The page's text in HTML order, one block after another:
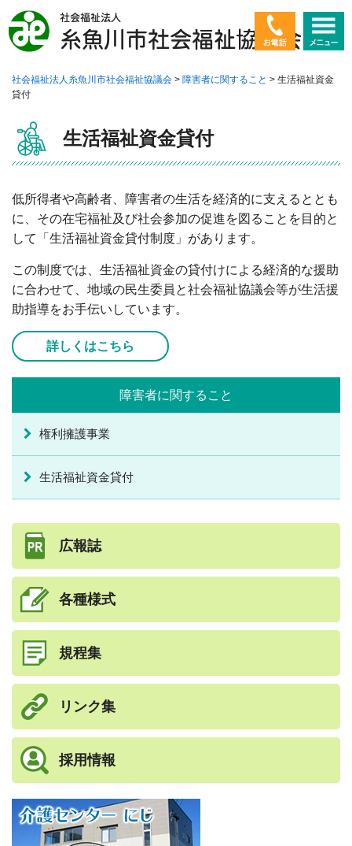
ホーム
社会福祉協議会とは
高齢者に関すること
障害者に関すること
子ども・若者に関すること
暮らしに関すること
ボランティア
ビーチホールまがたま
お知らせ
お問い合わせ
社会福祉法人糸魚川市社会福祉協議会 > 障害者に関すること > 生活福祉資金
貸付
生活福祉資金貸付
低所得者や高齢者、障害者の生活を経済的に支えるととも
に、その在宅福祉及び社会参加の促進を図ることを目的と
して「生活福祉資金貸付制度」があります。
この制度では、生活福祉資金の貸付けによる経済的な援助
に合わせて、地域の民生委員と社会福祉協議会等が生活援
助指導をお手伝いしています。
詳しくはこちら
障害者に関すること
権利擁護事業
生活福祉資金貸付
広報誌
各種様式
規程集
リンク集
採用情報